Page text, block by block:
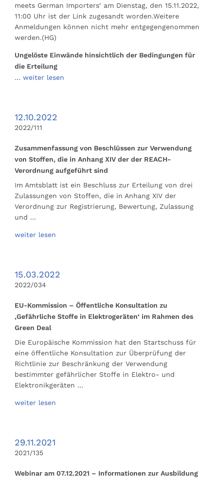
meets German Importers‘ am Dienstag, den 15.11.2022,
11:00 Uhr ist der Link zugesandt worden.Weitere
Anmeldungen können nicht mehr entgegengenommen
werden.(HG)
Ungelöste Einwände hinsichtlich der Bedingungen für
die Erteilung
… weiter lesen
12.10.2022
2022/111
Zusammenfassung von Beschlüssen zur Verwendung
von Stoffen, die in Anhang XIV der der REACH-
Verordnung aufgeführt sind
Im Amtsblatt ist ein Beschluss zur Erteilung von drei
Zulassungen von Stoffen, die in Anhang XIV der
Verordnung zur Registrierung, Bewertung, Zulassung
und …
weiter lesen
15.03.2022
2022/034
EU-Kommission – Öffentliche Konsultation zu
‚Gefährliche Stoffe in Elektrogeräten‘ im Rahmen des
Green Deal
Die Europäische Kommission hat den Startschuss für
eine öffentliche Konsultation zur Überprüfung der
Richtlinie zur Beschränkung der Verwendung
bestimmter gefährlicher Stoffe in Elektro- und
Elektronikgeräten …
weiter lesen
29.11.2021
2021/135
Webinar am 07.12.2021 – Informationen zur Ausbildung